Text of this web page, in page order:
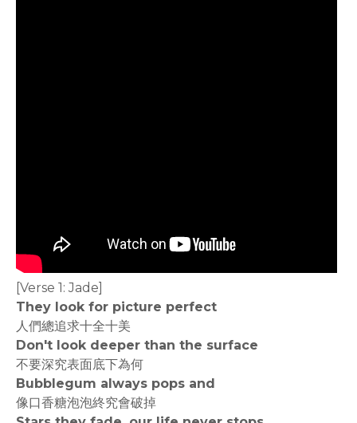
[Verse 1: Jade]
They look for picture perfect
人們總追求十全十美
Don't look deeper than the surface
不要深究表面底下為何
Bubblegum always pops and
像口香糖泡泡終究會破掉